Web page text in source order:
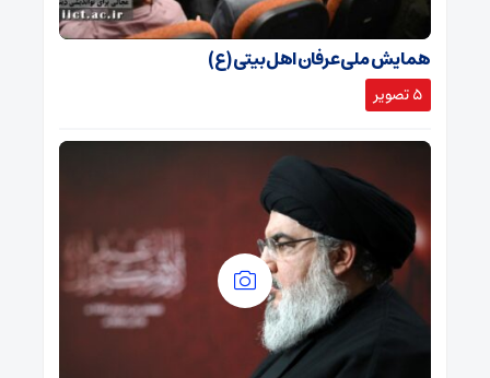
همایش ملی عرفان اهل بیتی (ع)
5 تصویر